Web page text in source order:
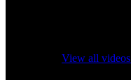
View all videos